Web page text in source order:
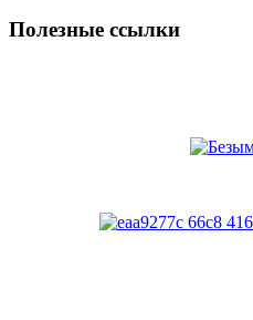
Полезные ссылки